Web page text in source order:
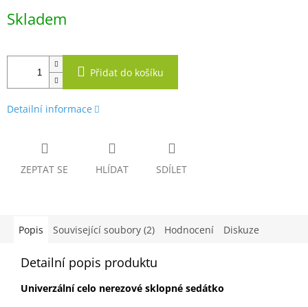
cena:
Skladem
Přidat do košíku
Detailní informace
ZEPTAT SE HLÍDAT SDÍLET
Popis Související soubory (2) Hodnocení Diskuze
Detailní popis produktu
Univerzální celo nerezové sklopné sedátko